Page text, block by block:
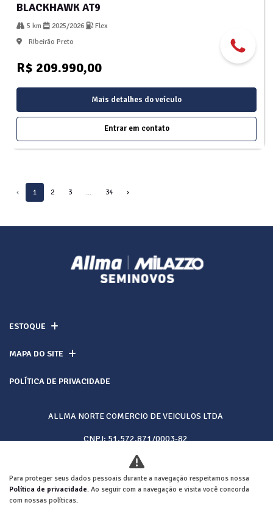
BLACKHAWK AT9
5 km 2025/2026
Flex
Ribeirão Preto
R$ 209.990,00
Mais detalhes do veículo
Entrar em contato
‹ 1 2 3 ... 34 ›
ESTOQUE
MAPA DO SITE
POLÍTICA DE PRIVACIDADE
ALLMA NORTE COMERCIO DE VEICULOS LTDA
CNPJ: 51.572.871/0003-82
Desacelere. Seu bem maior é a vida.
Para proteger seus dados pessoais durante a navegação respeitamos nossa
Política de privacidade. Ao seguir com a navegação e visita você concorda
com nossas políticas.